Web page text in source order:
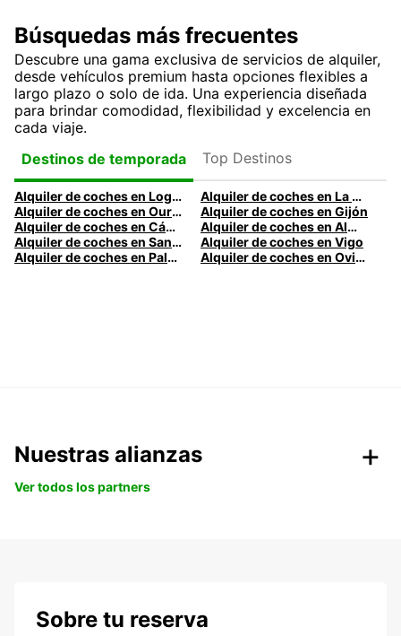
Búsquedas más frecuentes
Descubre una gama exclusiva de servicios de alquiler,
desde vehículos premium hasta opciones flexibles a
largo plazo o solo de ida. Una experiencia diseñada
para brindar comodidad, flexibilidad y excelencia en
cada viaje.
Destinos de temporada
Top Destinos
Alquiler de coches en Logroño
Alquiler de coches en La Coruña
Alquiler de coches en Ourense
Alquiler de coches en Gijón
Alquiler de coches en Cádiz
Alquiler de coches en Almería
Alquiler de coches en Santander
Alquiler de coches en Vigo
Alquiler de coches en Palma
Alquiler de coches en Oviedo
Nuestras alianzas
Ver todos los partners
Sobre tu reserva